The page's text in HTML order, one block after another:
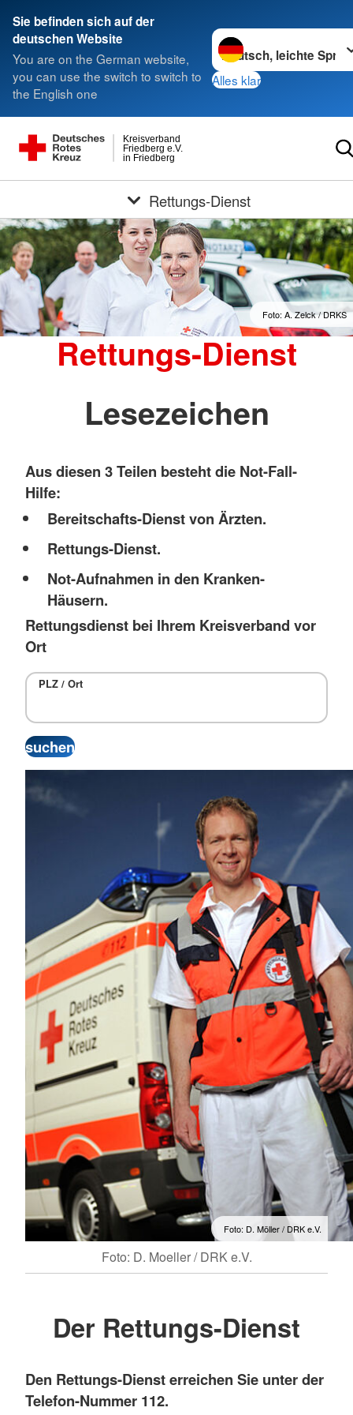
Sie befinden sich auf der
deutschen Website
You are on the German website,
you can use the switch to switch to
the English one
Sprache wechseln zu
Alles klar
in Friedberg
Friedberg e.V.
Kreisverband
Rettungs-Dienst
Foto: A. Zelck / DRKS
Rettungs-Dienst
Lesezeichen
Aus diesen 3 Teilen besteht die Not-Fall-
Hilfe:
Bereitschafts-Dienst von Ärzten.
Rettungs-Dienst.
Not-Aufnahmen in den Kranken-
Häusern.
Rettungsdienst bei Ihrem Kreisverband vor
Ort
PLZ / Ort
Foto: D. Möller / DRK e.V.
Foto: D. Moeller / DRK e.V.
Der Rettungs-Dienst
Den Rettungs-Dienst erreichen Sie unter der
Telefon-Nummer 112.